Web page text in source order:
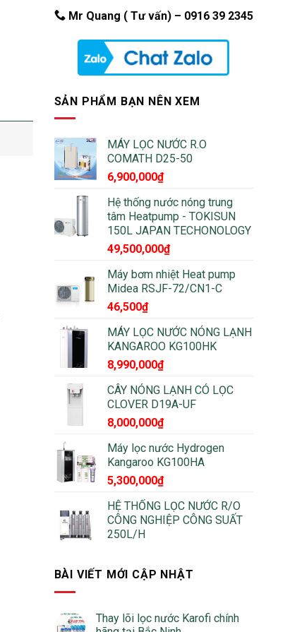
Mr Quang ( Tư vấn) – 0916 39 2345
SẢN PHẨM BẠN NÊN XEM
MÁY LỌC NƯỚC R.O
COMATH D25-50
6,900,000₫
Hệ thống nước nóng trung
tâm Heatpump - TOKISUN
150L JAPAN TECHONOLOGY
49,500,000₫
Máy bơm nhiệt Heat pump
Midea RSJF-72/CN1-C
46,500₫
MÁY LỌC NƯỚC NÓNG LẠNH
KANGAROO KG100HK
8,990,000₫
CÂY NÓNG LẠNH CÓ LỌC
CLOVER D19A-UF
8,000,000₫
Máy lọc nước Hydrogen
Kangaroo KG100HA
5,300,000₫
HỆ THỐNG LỌC NƯỚC R/O
CÔNG NGHIỆP CÔNG SUẤT
250L/H
BÀI VIẾT MỚI CẬP NHẬT
Thay lõi lọc nước Karofi chính